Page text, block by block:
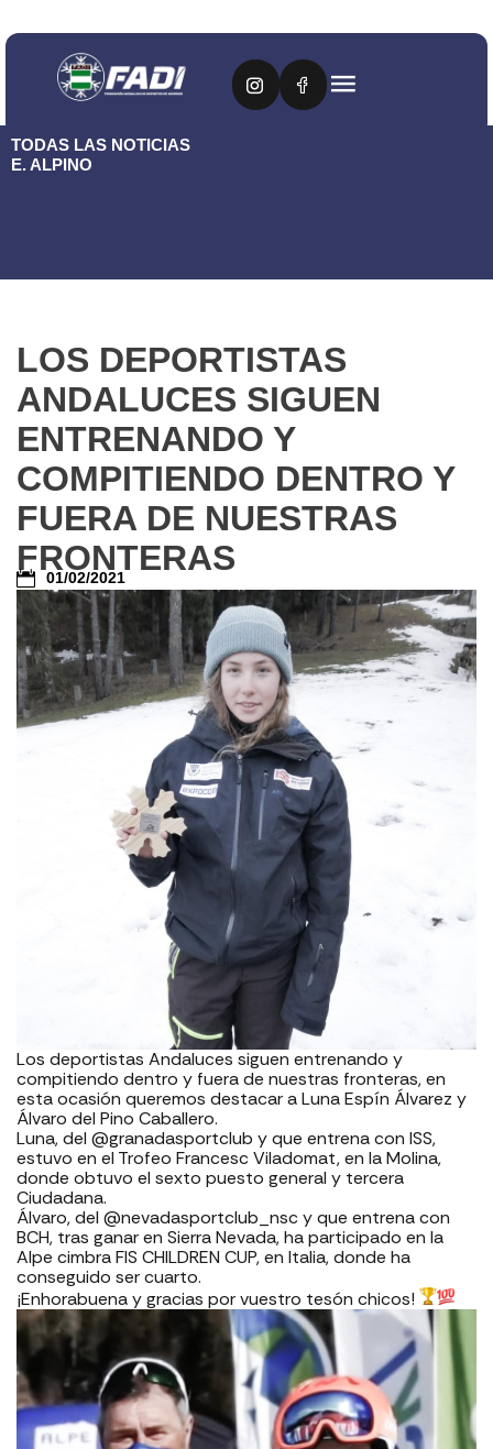
TODAS LAS NOTICIAS
E. ALPINO
LOS DEPORTISTAS
ANDALUCES SIGUEN
ENTRENANDO Y
COMPITIENDO DENTRO Y
FUERA DE NUESTRAS
FRONTERAS
01/02/2021
Los deportistas Andaluces siguen entrenando y
compitiendo dentro y fuera de nuestras fronteras, en
esta ocasión queremos destacar a Luna Espín Álvarez y
Álvaro del Pino Caballero.
Luna, del @granadasportclub y que entrena con ISS,
estuvo en el Trofeo Francesc Viladomat, en la Molina,
donde obtuvo el sexto puesto general y tercera
Ciudadana.
Álvaro, del @nevadasportclub_nsc y que entrena con
BCH, tras ganar en Sierra Nevada, ha participado en la
Alpe cimbra FIS CHILDREN CUP, en Italia, donde ha
conseguido ser cuarto.
¡Enhorabuena y gracias por vuestro tesón chicos!